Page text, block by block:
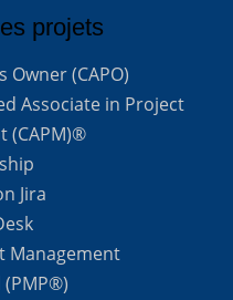
projets
Owner (CAPO)
Associate in Project
(CAPM)®
Jira
Management